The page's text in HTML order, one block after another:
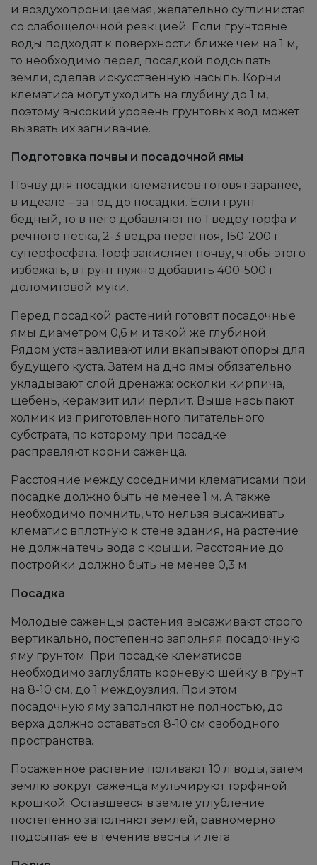
и воздухопроницаемая, желательно суглинистая
со слабощелочной реакцией. Если грунтовые
воды подходят к поверхности ближе чем на 1 м,
то необходимо перед посадкой подсыпать
земли, сделав искусственную насыпь. Корни
клематиса могут уходить на глубину до 1 м,
поэтому высокий уровень грунтовых вод может
вызвать их загнивание.
Подготовка почвы и посадочной ямы
Почву для посадки клематисов готовят заранее,
в идеале – за год до посадки. Если грунт
бедный, то в него добавляют по 1 ведру торфа и
речного песка, 2-3 ведра перегноя, 150-200 г
суперфосфата. Торф закисляет почву, чтобы этого
избежать, в грунт нужно добавить 400-500 г
доломитовой муки.
Перед посадкой растений готовят посадочные
ямы диаметром 0,6 м и такой же глубиной.
Рядом устанавливают или вкапывают опоры для
будущего куста. Затем на дно ямы обязательно
укладывают слой дренажа: осколки кирпича,
щебень, керамзит или перлит. Выше насыпают
холмик из приготовленного питательного
субстрата, по которому при посадке
расправляют корни саженца.
Расстояние между соседними клематисами при
посадке должно быть не менее 1 м. А также
необходимо помнить, что нельзя высаживать
клематис вплотную к стене здания, на растение
не должна течь вода с крыши. Расстояние до
постройки должно быть не менее 0,3 м.
Посадка
Молодые саженцы растения высаживают строго
вертикально, постепенно заполняя посадочную
яму грунтом. При посадке клематисов
необходимо заглублять корневую шейку в грунт
на 8-10 см, до 1 междоузлия. При этом
посадочную яму заполняют не полностью, до
верха должно оставаться 8-10 см свободного
пространства.
Посаженное растение поливают 10 л воды, затем
землю вокруг саженца мульчируют торфяной
крошкой. Оставшееся в земле углубление
постепенно заполняют землей, равномерно
подсыпая ее в течение весны и лета.